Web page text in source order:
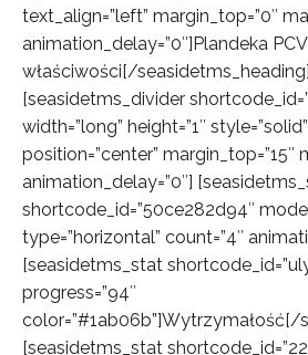
text_align=”left” margin_top=”0″
animation_delay=”0″]Plandeka PCV
właściwości[/seasidetms_heading]
[seasidetms_divider
width=”long” height=”1″
position=”center” margin_top=”15″
animation_delay=”0″]
shortcode_id=”50ce282d94″
type=”horizontal” count=”4″
[seasidetms_stat
progress=”94″
color=”#1ab06b”]Wytrzymałość[/
[seasidetms_stat